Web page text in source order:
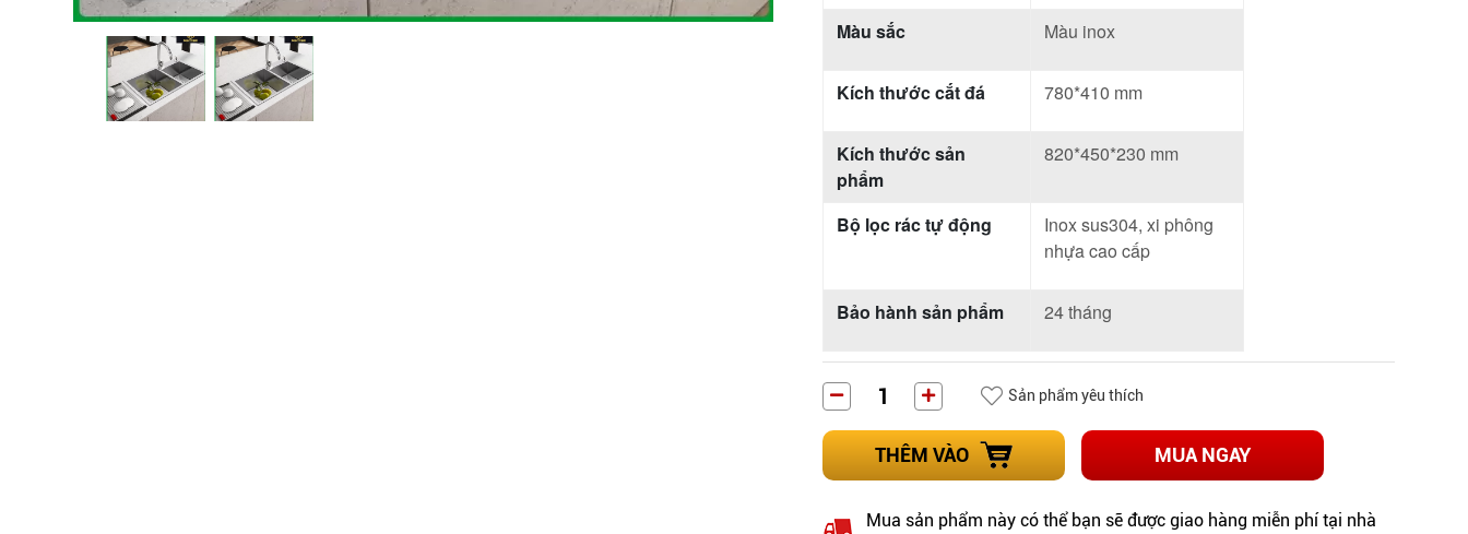
Màu sắc
Màu inox
Kích thước cắt đá 780*410 mm
Kích thước sản
phẩm
820*450*230 mm
Bộ lọc rác tự động
Inox sus304, xi phông
nhựa cao cấp
Bảo hành sản phẩm 24 tháng
Sản phẩm yêu thích
THÊM VÀO MUA NGAY
Mua sản phẩm này có thể bạn sẽ được giao hàng miễn phí tại nhà